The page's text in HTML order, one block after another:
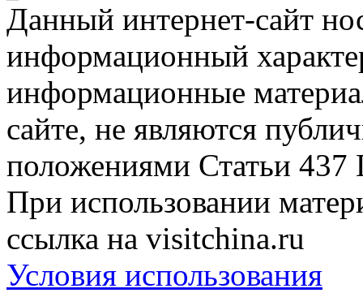
Данный интернет-сайт
информационный
информационные
сайте, не являются
положениями Статьи 437
При использовании
ссылка на visitchina.ru
Условия использования